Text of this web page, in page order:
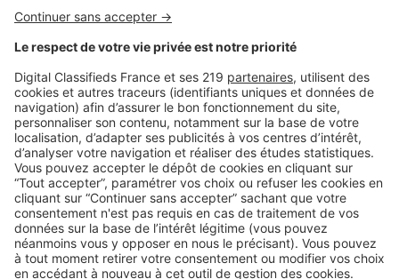
Image Architecture d'intérieur
de l’appartement de Jeanne
Damas
Image Biens d'exception
Appartement de luxe avec
vue : les plus beaux biens à
vendre à Paris
Image Biens d'exception